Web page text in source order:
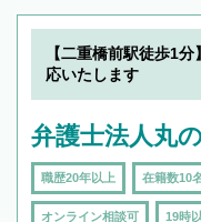
【二重橋前駅徒歩1
応いたします
弁護士法人丸
職歴20年以上 在籍数10
オンライン相談可 19時